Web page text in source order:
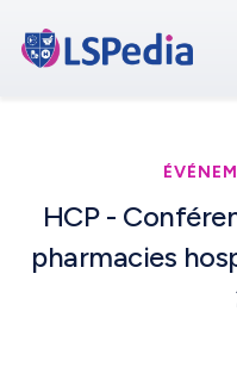
HCP -
pharmacies